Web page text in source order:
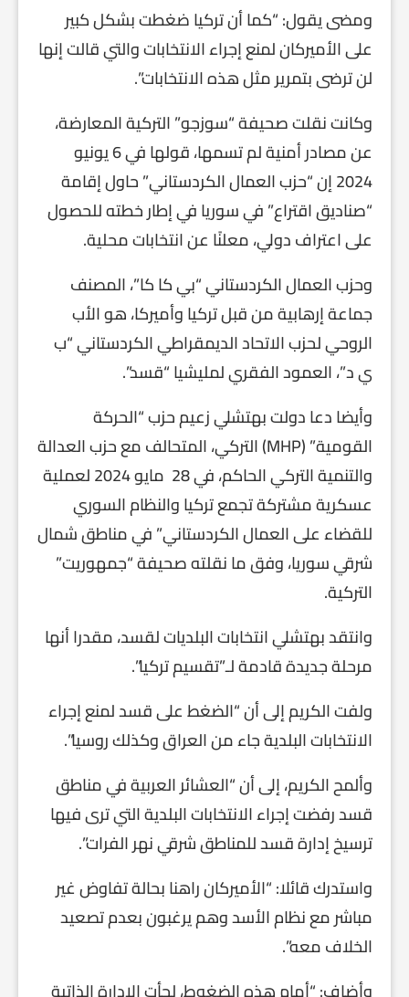
ومضى يقول: “كما أن تركيا ضغطت بشكل كبير
على الأميركان لمنع إجراء الانتخابات والتي قالت إنها
لن ترضى بتمرير مثل هذه الانتخابات”.
وكانت نقلت صحيفة “سوزجو” التركية المعارضة،
عن مصادر أمنية لم تسمها، قولها في 6 يونيو
2024 إن “حزب العمال الكردستاني” حاول إقامة
“صناديق اقتراع” في سوريا في إطار خطته للحصول
على اعتراف دولي، معلنًا عن انتخابات محلية.
وحزب العمال الكردستاني “بي كا كا”، المصنف
جماعة إرهابية من قبل تركيا وأميركا، هو الأب
الروحي لحزب الاتحاد الديمقراطي الكردستاني “ب
ي د”، العمود الفقري لمليشيا “قسد”.
وأيضا دعا دولت بهتشلي زعيم حزب “الحركة
القومية” (MHP) التركي، المتحالف مع حزب العدالة
والتنمية التركي الحاكم، في 28 مايو 2024 لعملية
عسكرية مشتركة تجمع تركيا والنظام السوري
للقضاء على العمال الكردستاني” في مناطق شمال
شرقي سوريا، وفق ما نقلته صحيفة “جمهوريت”
التركية.
وانتقد بهتشلي انتخابات البلديات لقسد، مقدرا أنها
مرحلة جديدة قادمة لـ”تقسيم تركيا”.
ولفت الكريم إلى أن “الضغط على قسد لمنع إجراء
الانتخابات البلدية جاء من العراق وكذلك روسيا”.
وألمح الكريم، إلى أن “العشائر العربية في مناطق
قسد رفضت إجراء الانتخابات البلدية التي ترى فيها
ترسيخ إدارة قسد للمناطق شرقي نهر الفرات”.
واستدرك قائلا: “الأميركان راهنا بحالة تفاوض غير
مباشر مع نظام الأسد وهم يرغبون بعدم تصعيد
الخلاف معه”.
وأضاف: “أمام هذه الضغوط، لجأت الإدارة الذاتية